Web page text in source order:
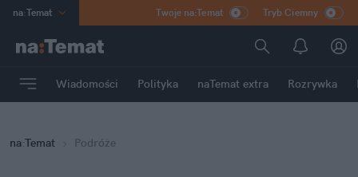
na:Temat
Poland
mama
Rozrywka
Twoje na:Temat Tryb Ciemny
Wiadomości Polityka naTemat extra Rozrywka
na:Temat Podróże